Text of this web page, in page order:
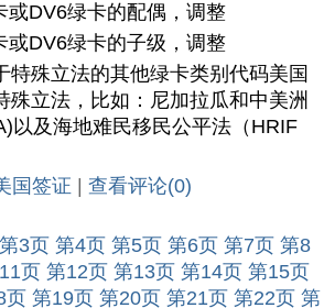
或DV6绿卡的配偶，调整
或DV6绿卡的子级，调整
特殊立法的其他绿卡类别代码美国
殊立法，比如：尼加拉瓜和中美洲
以及海地难民移民公平法（HRIF
国签证
查看评论(0)
第3页 第4页 第5页 第6页 第7页 第8
页 第12页 第13页 第14页 第15页
页 第19页 第20页 第21页 第22页 第